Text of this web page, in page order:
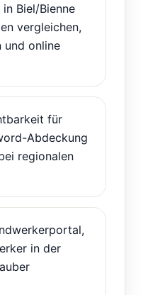
Biel/Bienne
vergleichen,
und online
für
Abdeckung
regionalen
in der